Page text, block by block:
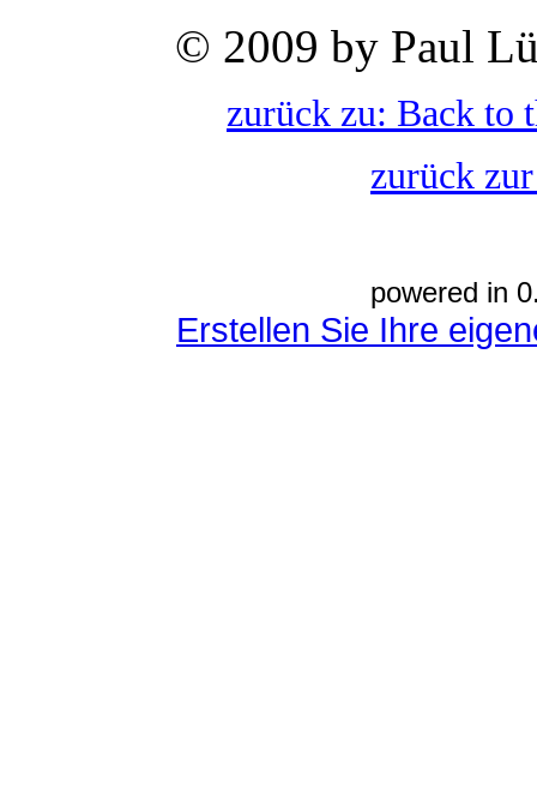
© 2009 by Paul
zurück zu: Back to
zurück
powered in
Erstellen Sie Ihre